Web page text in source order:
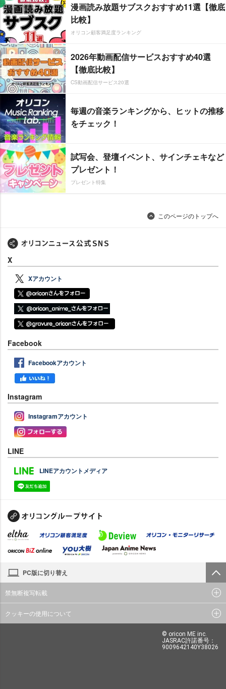
漫画読み放題サブスクおすすめ11選【徹底
比較】
オリコン顧客満足度ランキング
2026年動画配信サービスおすすめ40選
【徹底比較】
CS動画配信サービス20選
毎週の音楽ランキングから、ヒットの推移
をチェック！
試写会、登壇イベント、サインチェキなど
プレゼント！
プレゼント特集
このページのトップへ
X
Xアカウント
Facebook
Facebookアカウント
Instagram
Instagramアカウント
LINE
LINEアカウントメディア
PC版に切り替え
禁無断複写転載
クッキーの使用について
© oricon ME inc.
JASRAC許諾番号：
9009642140Y38026